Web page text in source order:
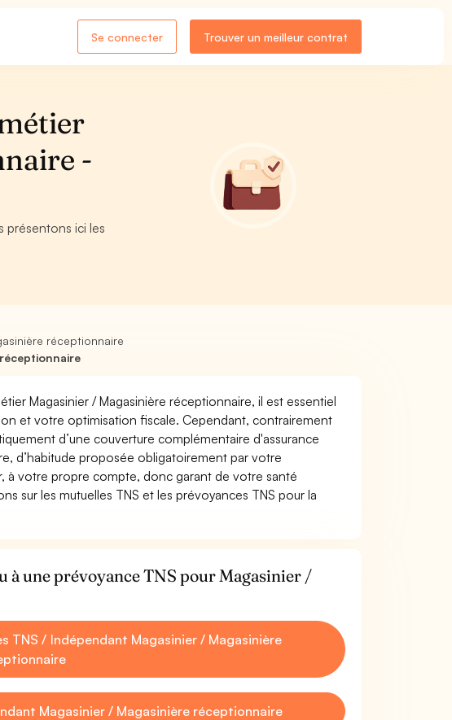
Se connecter Trouver un meilleur contrat
-
présentons ici les
réceptionnaire
Magasinier / Magasinière réceptionnaire, il est essentiel
et votre optimisation fiscale. Cependant, contrairement
d’une couverture complémentaire d'assurance
d’habitude proposée obligatoirement par votre
à votre propre compte, donc garant de votre santé
sur les mutuelles TNS et les prévoyances TNS pour la
à une prévoyance TNS pour Magasinier /
TNS / Indépendant Magasinier / Magasinière
Magasinier / Magasinière réceptionnaire